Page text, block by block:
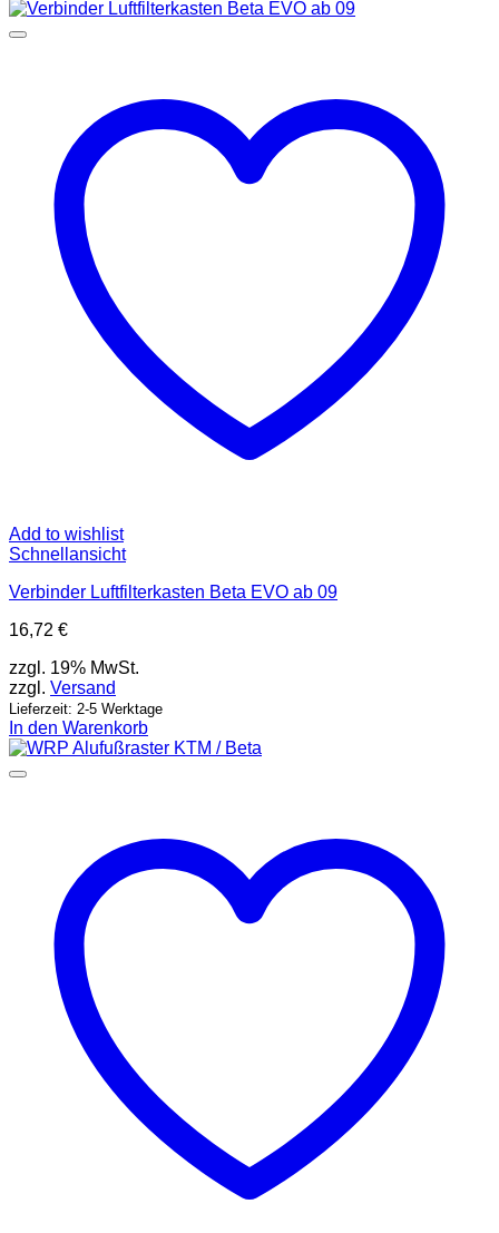
Add to wishlist
Schnellansicht
Verbinder Luftfilterkasten Beta EVO ab 09
16,72 €
zzgl. 19% MwSt.
zzgl. Versand
Lieferzeit: 2-5 Werktage
In den Warenkorb